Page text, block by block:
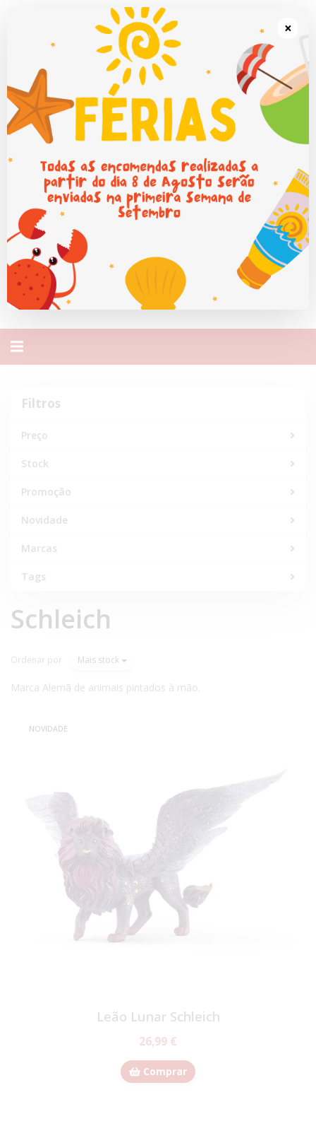
Portes grátis em Portugal Continental para encomendas superiores a
50€.
Alternar
Filtros
Preço
Stock
Promoção
Novidade
Marcas
Tags
Schleich
Ordenar por Mais stock
Marca Alemã de animais pintados à mão.
NOVIDADE
Leão Lunar Schleich
26,99 €
Comprar
×